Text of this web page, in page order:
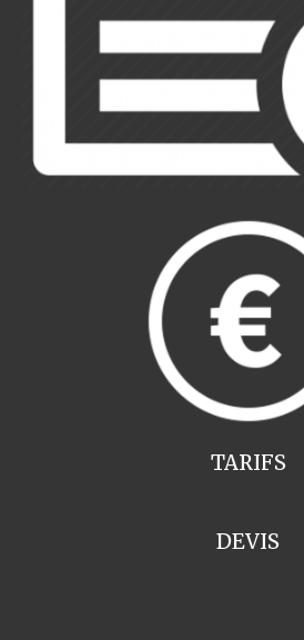
TARIFS
DEVIS